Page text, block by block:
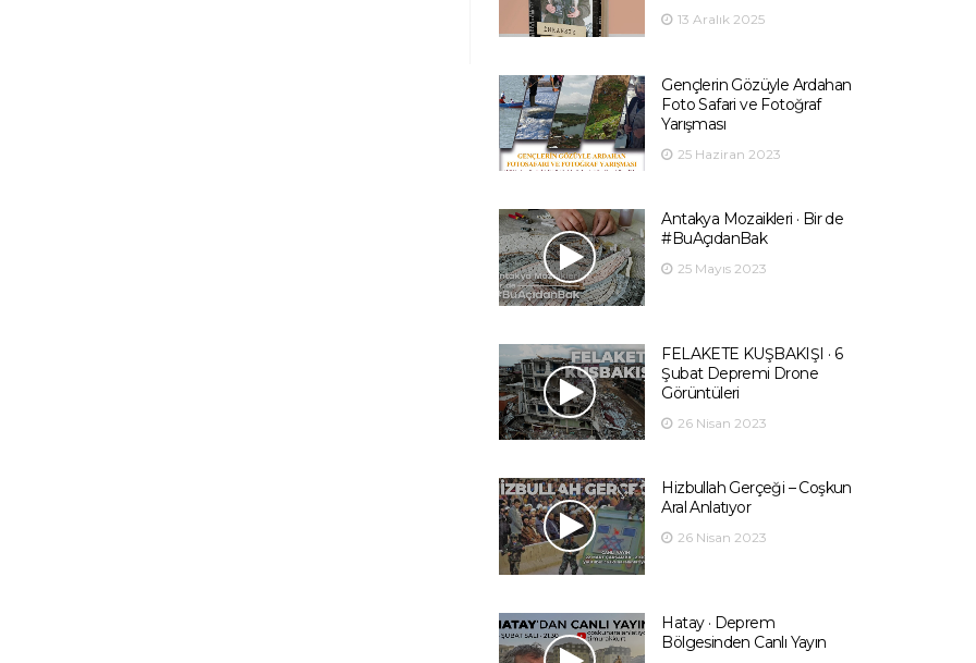
13 Aralık 2025
Gençlerin Gözüyle Ardahan
Foto Safari ve Fotoğraf
Yarışması
25 Haziran 2023
Antakya Mozaikleri · Bir de
#BuAçıdanBak
25 Mayıs 2023
FELAKETE KUŞBAKIŞI · 6
Şubat Depremi Drone
Görüntüleri
26 Nisan 2023
Hizbullah Gerçeği – Coşkun
Aral Anlatıyor
26 Nisan 2023
Hatay · Deprem
Bölgesinden Canlı Yayın